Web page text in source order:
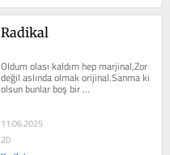
Radikal
Oldum olası kaldım hep marjinal,Zor
değil aslında olmak orijinal.Sanma ki
olsun bunlar boş bir
hayal,Koyuyorum, koyuyorum
11.06.2025
20